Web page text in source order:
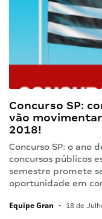
Concurso SP:
vão
2018!
Concurso SP: o ano
concursos públicos
semestre promete
oportunidade em
Equipe Gran • 18 de